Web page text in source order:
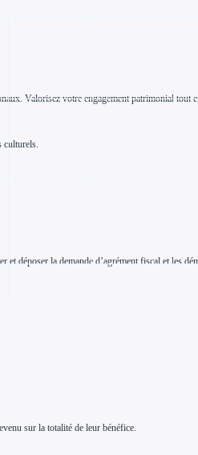
Valorisez votre engagement patrimonial tout
culturels.
déposer la demande d’agrément fiscal et les
sur la totalité de leur bénéfice.